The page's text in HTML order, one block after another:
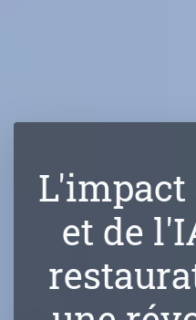
L'impact
et de